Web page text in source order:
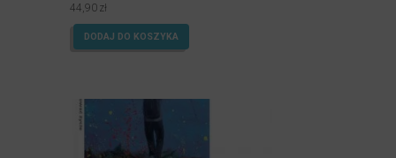
44,90 zł
DODAJ DO KOSZYKA